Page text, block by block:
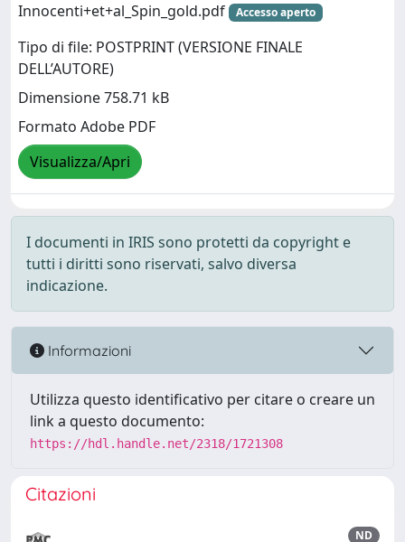
Innocenti+et+al_Spin_gold.pdf Accesso aperto
Tipo di file: POSTPRINT (VERSIONE FINALE
DELL’AUTORE)
Dimensione 758.71 kB
Formato Adobe PDF
Visualizza/Apri
I documenti in IRIS sono protetti da copyright e
tutti i diritti sono riservati, salvo diversa
indicazione.
Informazioni
Utilizza questo identificativo per citare o creare un
link a questo documento:
https://hdl.handle.net/2318/1721308
Citazioni
ND